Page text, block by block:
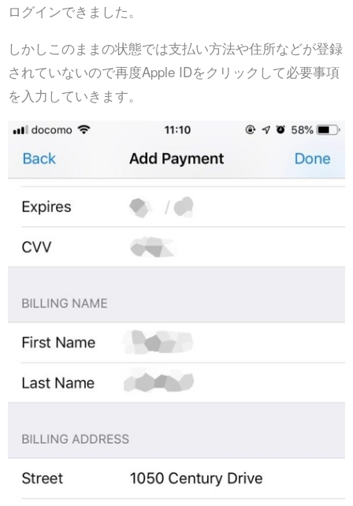
ログインできました。
しかしこのままの状態では支払い方法や住所などが登録
されていないので再度Apple IDをクリックして必要事項
を入力していきます。